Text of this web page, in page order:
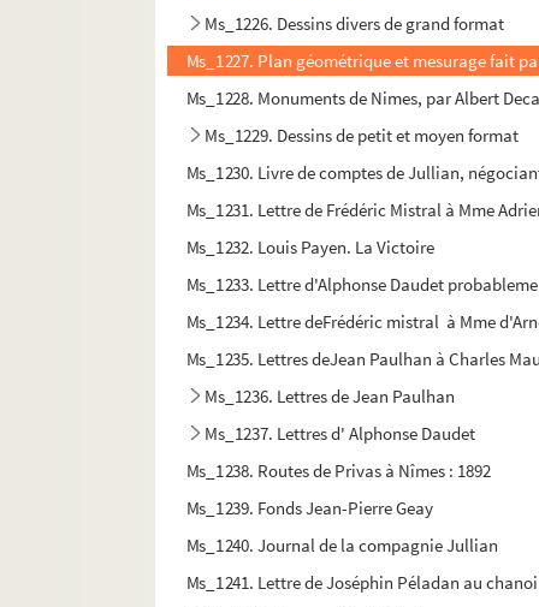
Ms_1226. Dessins divers de grand format
Ms_1227. Plan géométrique et mesurage fait
Ms_1228. Monuments de Nimes, par Albert
Ms_1229. Dessins de petit et moyen format
Ms_1230. Livre de comptes de Jullian,
Ms_1231. Lettre de Frédéric Mistral à Mme
Ms_1232. Louis Payen. La Victoire
Ms_1233. Lettre d'Alphonse Daudet
Ms_1234. Lettre deFrédéric mistral à Mme
Ms_1235. Lettres deJean Paulhan à Charles
Ms_1236. Lettres de Jean Paulhan
Ms_1237. Lettres d' Alphonse Daudet
Ms_1238. Routes de Privas à Nîmes : 1892
Ms_1239. Fonds Jean-Pierre Geay
Ms_1240. Journal de la compagnie Jullian
Ms_1241. Lettre de Joséphin Péladan au